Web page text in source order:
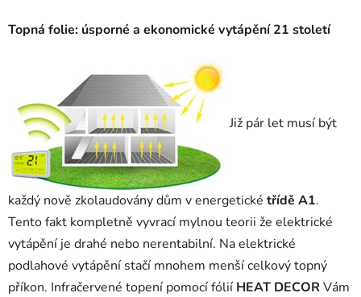
Topná folie: úsporné a ekonomické vytápění 21 století
Již pár let musí být
každý nově zkolaudovány dům v energetické třídě A1.
Tento fakt kompletně vyvrací mylnou teorii že elektrické
vytápění je drahé nebo nerentabilní. Na elektrické
podlahové vytápění stačí mnohem menší celkový topný
příkon. Infračervené topení pomocí fólií HEAT DECOR Vám